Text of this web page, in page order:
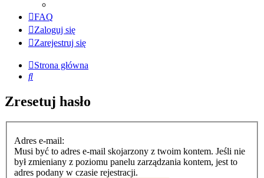
FAQ
Zaloguj się
Zarejestruj się
Strona główna
Szukaj
Zresetuj hasło
Adres e-mail:
Musi być to adres e-mail skojarzony z twoim kontem. Jeśli nie
był zmieniany z poziomu panelu zarządzania kontem, jest to
adres podany w czasie rejestracji.